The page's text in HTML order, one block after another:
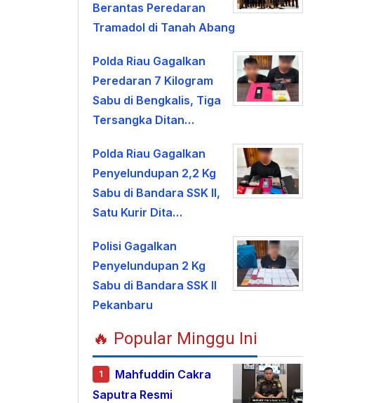
Berantas Peredaran
Tramadol di Tanah Abang
Polda Riau Gagalkan
Peredaran 7 Kilogram
Sabu di Bengkalis, Tiga
Tersangka Ditan…
Polda Riau Gagalkan
Penyelundupan 2,2 Kg
Sabu di Bandara SSK II,
Satu Kurir Dita…
Polisi Gagalkan
Penyelundupan 2 Kg
Sabu di Bandara SSK II
Pekanbaru
🔥 Popular Minggu Ini
1
Mahfuddin Cakra
Saputra Resmi